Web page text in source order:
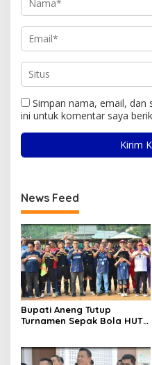
Simpan nama, email, dan
ini untuk komentar saya
News Feed
Bupati Aneng Tutup
Turnamen Sepak Bola HUT